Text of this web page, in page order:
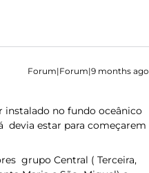
Forum|Forum|9 months ago
instalado no fundo oceânico
devia estar para começarem
grupo Central ( Terceira,